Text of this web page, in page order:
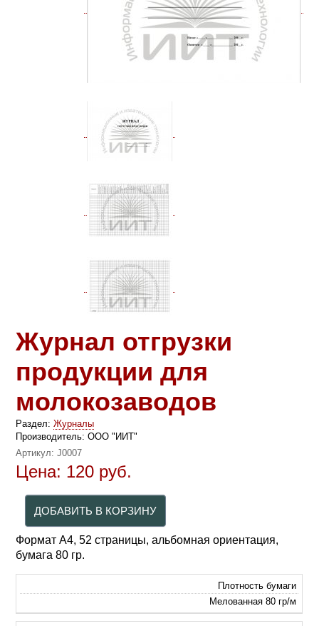
Журнал отгрузки
продукции для
молокозаводов
Раздел:Журналы
Производитель:ООО "ИИТ"
Артикул:J0007
Цена: 120 руб.
Формат А4, 52 страницы, альбомная ориентация,
бумага 80 гр.
Плотность бумаги
Мелованная 80 гр/м